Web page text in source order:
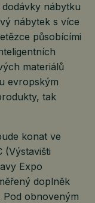
nábytku
nábytek s více
působícími
materiálů
evropským
tak
konat ve
(Výstavišti
Expo
doplněk
obnoveným